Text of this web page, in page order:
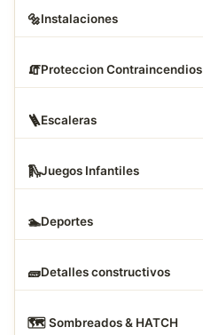
🔩Instalaciones
🧯Proteccion Contraincendios
🪜Escaleras
🛝Juegos Infantiles
🏊Deportes
🧱Detalles constructivos
🗺️ Sombreados & HATCH